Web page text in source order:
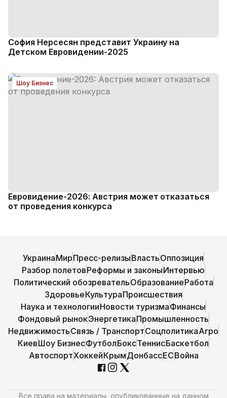
София Нерсесян представит Украину на
Детском Евровидении-2025
Шоу Бизнес
Евровидение-2026: Австрия может отказаться
от проведения конкурса
УкраинаМирПресс-релизыВластьОппозиция
Разбор полетовРеформы и законыИнтервью
Политический обозревательОбразованиеРабота
ЗдоровьеКультураПроисшествия
Наука и технологииНовости туризмаФинансы
Фондовый рынокЭнергетикаПромышленность
НедвижимостьСвязь / ТранспортСоцполитикаАгро
КиевШоу БизнесФутболБоксТеннисБаскетбол
АвтоспортХоккейКрымДонбассЕСВойна
Все права на материалы, опубликованные на данном